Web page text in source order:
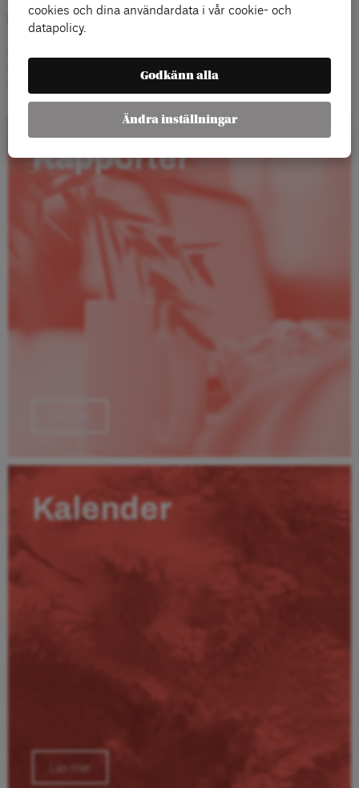
Erik S. Reinert är en norsk ekonom, i dag professor vid universitetet i
Tallinn University of Technology. Han är specialiserad på
nyckelpersonerna i en växande världsomfattande rörelse som
Rapporter
Kalender
Läs mer
cookies och dina användardata i vår cookie- och
datapolicy.
Godkänn alla
Ändra inställningar